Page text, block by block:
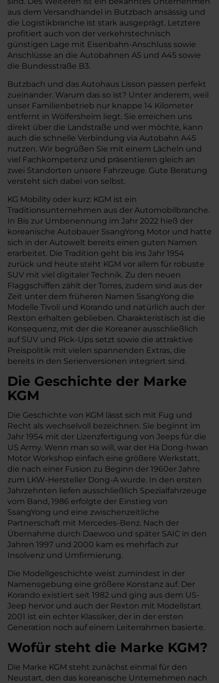
aus dem Versandhandel in Butzbach ansässig und
die Logistikbranche ist stark ausgeprägt. Letztere
profitiert auch von der verkehrstechnisch
günstigen Lage mit Eisenbahn-Anschluss sowie
Anschlüsse an die Autobahnen A5 und A45 sowie
die Bundesstraße B3.
Butzbach und das Autohaus Lisson passen perfekt
zueinander. Warum das so ist? Unter anderem, weil
unser Familienbetrieb nur knappe 14 Kilometer
entfernt in Wölfersheim liegt. Sie erreichen uns
direkt über die Landstraße und wer möchte, kann
auch die schnelle Verbindung via Autobahn A45
nutzen. Wir begrüßen Sie mit einem Lächeln und
viel Fachkompetenz und präsentieren gleich an
zwei Standorten unsere Fahrzeuge. Gute Beratung
versteht sich dabei von selbst.
KG Mobility oder kurz: KGM ist ein
Traditionsunternehmen aus der Automobilbranche.
In Bis zur Umbenennung im Jahr 2022 hieß der
koreanische Autobauer SsangYong Motor und hatte
sich in der Autowelt bereits einen guten Namen
erarbeitet. Die Tradition geht bis ins Jahr 1954
zurück und heute steht KGM vor allem für robuste
SUV mit viel digitaler Technik. Zu den neuen
Flaggschiffen zählt der Torres, zudem sind aus der
Zeit unter dem früheren Namen SsangYong die
Modelle Tivoli und Korando und natürlich auch der
Rexton erhalten geblieben. Charakteristisch ist die
Konsequenz, mit der die Koreaner ausschließlich
auf SUV und Pick-Ups setzt sowie die attraktive
Preispolitik mit vielen spannenden Extras, die
bereits in den Serienversionen integriert sind.
Die Geschichte der Marke
KGM
Die Geschichte von KGM lässt sich mit Fug und
Recht als wechselvoll bezeichnen. Sie beginnt im
Jahr 1954 mit der Lizenzfertigung von Jeeps für die
US Army. Wenn man so will, war der Ha Dong-hwan
Motor Workshop einfach eine größere Werkstatt,
die nach einer Fusion zu Beginn der 1960er Jahre
zum LKW-Hersteller Dong-A wurde. In den ersten
Jahrzehnten liefen ausschließlich Spezialfahrzeuge
vom Band, 1986 erfolgte der Einstieg von
SsangYong und eine zwischenzeitliche
Partnerschaft mit Mercedes-Benz. Nach der
Übernahme durch Daewoo und später SAIC in den
Jahren 1997 und 2000 kam es mehrfach zur
Insolvenz und Umfirmierung.
Die Modellgeschichte weist zumindest in der
Namensgebung eine größere Konstanz auf. Der
Korando existiert seit 1982 und ging aus dem US-
Jeep hervor und auch der Rexton mit Modellstart
2001 ist ein echter Klassiker, der in der ersten
Generation noch auf einem Leiterrahmen basierte.
Wofür steht die Marke KGM?
Die Marke KGM steht zunächst einmal für den
Neustart, den das koreanische Unternehmen nach